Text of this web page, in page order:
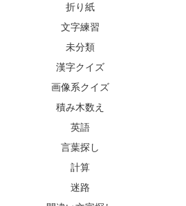
折り紙
文字練習
未分類
漢字クイズ
画像系クイズ
積み木数え
英語
言葉探し
計算
迷路